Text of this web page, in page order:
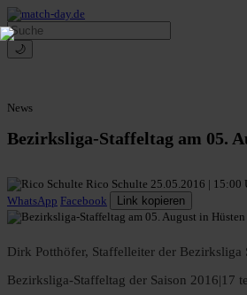
🌙
News
Bezirksliga-Staffeltag am 05.
Rico Schulte 25.05.2016 | 15:00
WhatsApp Facebook Link kopieren
Dirk Potthöfer, Staffelleiter der Bezirksliga
Bezirksliga-Staffeltag der Saison 2016|17